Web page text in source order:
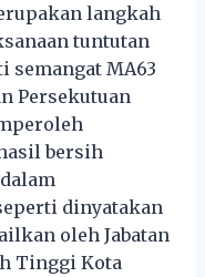
langkah
tuntutan
semangat MA63
Persekutuan
bersih
dinyatakan
oleh Jabatan
Tinggi Kota